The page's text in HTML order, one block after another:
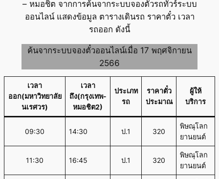
– หมอชิต จากการค้นจากระบบจองตั๋วรถทัวร์ระบบ
ออนไลน์ แสดงข้อมูล ตารางเดินรถ ราคาตั๋ว เวลา
รถออก ดังนี้
ค้นจากระบบจองตั๋วออนไลน์เมื่อ 17 พฤศจิกายน
2566
เวลา
ออก(มหาวิทยาลัย
นเรศวร)
เวลา
ถึง(กรุงเทพ-
หมอชิต2)
ประเภท
รถ
ราคาตั๋ว
ประมาณ
ผู้ให้
บริการ
09:30 14:30 ป.1 320
พิษณุโลก
ยานยนต์
11:30 16:45 ป.1 320
พิษณุโลก
ยานยนต์